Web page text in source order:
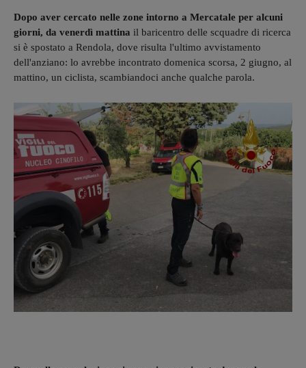
Dopo aver cercato nelle zone intorno a Mercatale per alcuni
giorni, da venerdì mattina il baricentro delle scquadre di ricerca
si è spostato a Rendola, dove risulta l'ultimo avvistamento
dell'anziano: lo avrebbe incontrato domenica scorsa, 2 giugno, al
mattino, un ciclista, scambiandoci anche qualche parola.